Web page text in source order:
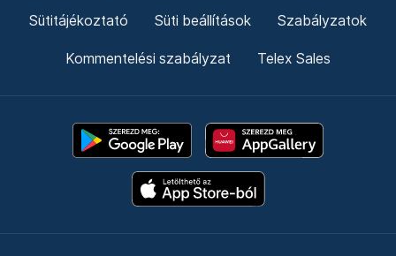
Sütitájékoztató Süti beállítások Szabályzatok
Kommentelési szabályzat Telex Sales